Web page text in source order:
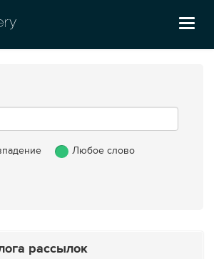
Любое слово
рассылок